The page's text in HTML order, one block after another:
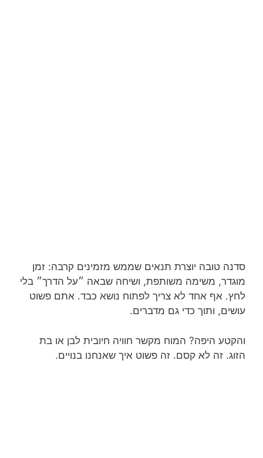
סדנה טובה יוצרת תנאים שממש מזמינים קרבה: זמן
מוגדר, משימה משותפת, ושיחה שבאה ״על הדרך״ בלי
לחץ. אף אחד לא צריך לפתוח נושא כבד. אתם פשוט
עושים, ותוך כדי גם מדברים.
והקטע היפה? המוח מקשר חוויה חיובית לבן או בת
הזוג. זה לא קסם. זה פשוט איך שאנחנו בנויים.